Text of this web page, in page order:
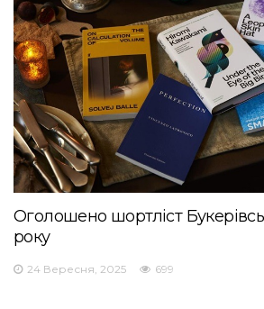
Оголошено шортліст
року
24 Вересня, 2025 699